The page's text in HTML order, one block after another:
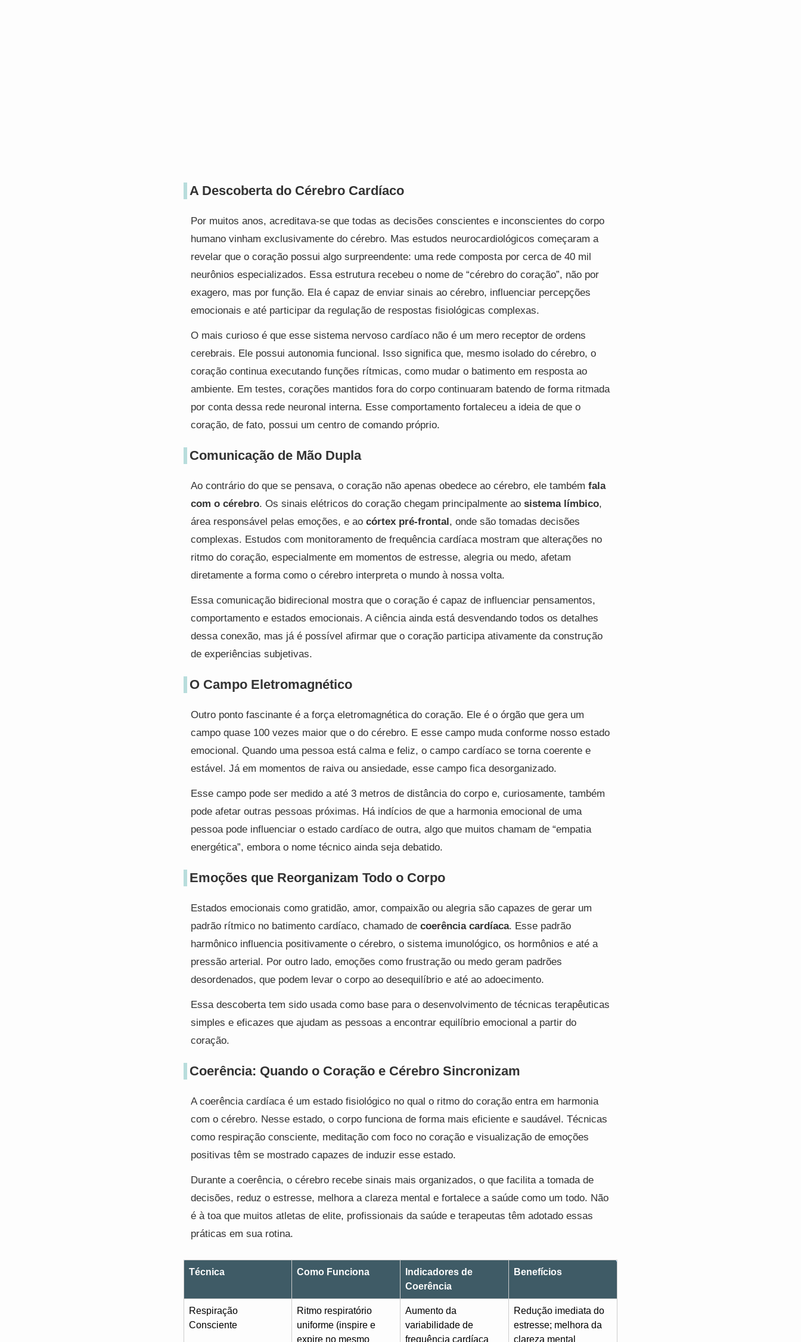
A Descoberta do Cérebro Cardíaco
Por muitos anos, acreditava-se que todas as decisões conscientes e inconscientes do corpo
humano vinham exclusivamente do cérebro. Mas estudos neurocardiológicos começaram a
revelar que o coração possui algo surpreendente: uma rede composta por cerca de 40 mil
neurônios especializados. Essa estrutura recebeu o nome de “cérebro do coração”, não por
exagero, mas por função. Ela é capaz de enviar sinais ao cérebro, influenciar percepções
emocionais e até participar da regulação de respostas fisiológicas complexas.
O mais curioso é que esse sistema nervoso cardíaco não é um mero receptor de ordens
cerebrais. Ele possui autonomia funcional. Isso significa que, mesmo isolado do cérebro, o
coração continua executando funções rítmicas, como mudar o batimento em resposta ao
ambiente. Em testes, corações mantidos fora do corpo continuaram batendo de forma ritmada
por conta dessa rede neuronal interna. Esse comportamento fortaleceu a ideia de que o
coração, de fato, possui um centro de comando próprio.
Comunicação de Mão Dupla
Ao contrário do que se pensava, o coração não apenas obedece ao cérebro, ele também fala
com o cérebro. Os sinais elétricos do coração chegam principalmente ao sistema límbico,
área responsável pelas emoções, e ao córtex pré-frontal , onde são tomadas decisões
complexas. Estudos com monitoramento de frequência cardíaca mostram que alterações no
ritmo do coração, especialmente em momentos de estresse, alegria ou medo, afetam
diretamente a forma como o cérebro interpreta o mundo à nossa volta.
Essa comunicação bidirecional mostra que o coração é capaz de influenciar pensamentos,
comportamento e estados emocionais. A ciência ainda está desvendando todos os detalhes
dessa conexão, mas já é possível afirmar que o coração participa ativamente da construção
de experiências subjetivas.
O Campo Eletromagnético
Outro ponto fascinante é a força eletromagnética do coração. Ele é o órgão que gera um
campo quase 100 vezes maior que o do cérebro. E esse campo muda conforme nosso estado
emocional. Quando uma pessoa está calma e feliz, o campo cardíaco se torna coerente e
estável. Já em momentos de raiva ou ansiedade, esse campo fica desorganizado.
Esse campo pode ser medido a até 3 metros de distância do corpo e, curiosamente, também
pode afetar outras pessoas próximas. Há indícios de que a harmonia emocional de uma
pessoa pode influenciar o estado cardíaco de outra, algo que muitos chamam de “empatia
energética”, embora o nome técnico ainda seja debatido.
Emoções que Reorganizam Todo o Corpo
Estados emocionais como gratidão, amor, compaixão ou alegria são capazes de gerar um
padrão rítmico no batimento cardíaco, chamado de coerência cardíaca. Esse padrão
harmônico influencia positivamente o cérebro, o sistema imunológico, os hormônios e até a
pressão arterial. Por outro lado, emoções como frustração ou medo geram padrões
desordenados, que podem levar o corpo ao desequilíbrio e até ao adoecimento.
Essa descoberta tem sido usada como base para o desenvolvimento de técnicas terapêuticas
simples e eficazes que ajudam as pessoas a encontrar equilíbrio emocional a partir do
coração.
Coerência: Quando o Coração e Cérebro Sincronizam
A coerência cardíaca é um estado fisiológico no qual o ritmo do coração entra em harmonia
com o cérebro. Nesse estado, o corpo funciona de forma mais eficiente e saudável. Técnicas
como respiração consciente, meditação com foco no coração e visualização de emoções
positivas têm se mostrado capazes de induzir esse estado.
Durante a coerência, o cérebro recebe sinais mais organizados, o que facilita a tomada de
decisões, reduz o estresse, melhora a clareza mental e fortalece a saúde como um todo. Não
é à toa que muitos atletas de elite, profissionais da saúde e terapeutas têm adotado essas
práticas em sua rotina.
Técnica Como Funciona
Indicadores de
Coerência
Benefícios
Respiração
Consciente
Ritmo respiratório
uniforme (inspire e
expire no mesmo
Aumento da
variabilidade de
frequência cardíaca
Redução imediata do
estresse; melhora da
clareza mental